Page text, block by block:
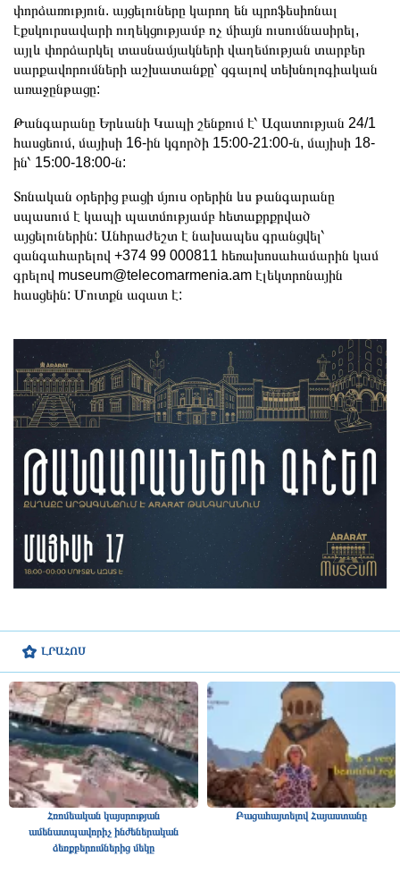
ԼՐԱՀՈՍ
Հռոմեական կայսրության
ամենատպավորիչ ինժեներական
ձեռքբերումներից մեկը
Բացահայտելով Հայաստանը
փորձառություն. այցելուները կարող են պրոֆեսիոնալ
էքսկուրսավարի ուղեկցությամբ ոչ միայն ուսումնասիրել,
այլև փորձարկել տասնամյակների վաղեմության տարբեր
սարքավորումների աշխատանքը՝ զգալով տեխնոլոգիական
առաջընթացը:
Թանգարանը Երևանի Կապի շենքում է՝ Ազատության 24/1
հասցեում, մայիսի 16-ին կգործի 15:00-21:00-ն, մայիսի 18-
ին՝ 15:00-18:00-ն:
Տոնական օրերից բացի մյուս օրերին ևս թանգարանը
սպասում է կապի պատմությամբ հետաքրքրված
այցելուներին: Անհրաժեշտ է նախապես գրանցվել՝
զանգահարելով +374 99 000811 հեռախոսահամարին կամ
գրելով museum@telecomarmenia.am էլեկտրոնային
հասցեին: Մուտքն ազատ է: